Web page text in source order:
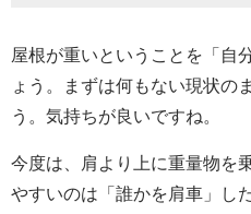
屋根が重いということを「自
ょう。まずは何もない現状の
う。気持ちが良いですね。
今度は、肩より上に重量物を
やすいのは「誰かを肩車」し